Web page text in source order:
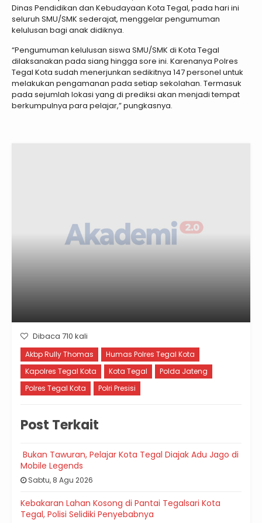
Dinas Pendidikan dan Kebudayaan Kota Tegal, pada hari ini
seluruh SMU/SMK sederajat, menggelar pengumuman
kelulusan bagi anak didiknya.
“Pengumuman kelulusan siswa SMU/SMK di Kota Tegal
dilaksanakan pada siang hingga sore ini. Karenanya Polres
Tegal Kota sudah menerjunkan sedikitnya 147 personel untuk
melakukan pengamanan pada setiap sekolahan. Termasuk
pada sejumlah lokasi yang di prediksi akan menjadi tempat
berkumpulnya para pelajar,” pungkasnya.
Dibaca 710 kali
Akbp Rully Thomas
Humas Polres Tegal Kota
Kapolres Tegal Kota
Kota Tegal
Polda Jateng
Polres Tegal Kota
Polri Presisi
Post Terkait
Bukan Tawuran, Pelajar Kota Tegal Diajak Adu Jago di
Mobile Legends
Sabtu, 8 Agu 2026
Kebakaran Lahan Kosong di Pantai Tegalsari Kota
Tegal, Polisi Selidiki Penyebabnya